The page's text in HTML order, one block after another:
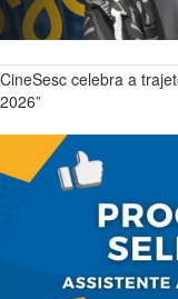
CineSesc celebra a
2026”